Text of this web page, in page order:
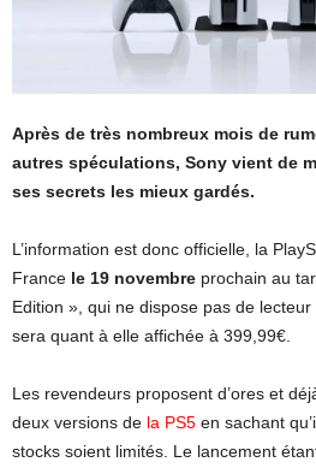
Après de très nombreux mois de
autres spéculations, Sony vient de
ses secrets les mieux gardés.
L’information est donc officielle, la
France le 19 novembre prochain au
Edition », qui ne dispose pas de
sera quant à elle affichée à 399,99€.
Les revendeurs proposent d’ores et
deux versions de la PS5 en sachant
stocks soient limités. Le lancement